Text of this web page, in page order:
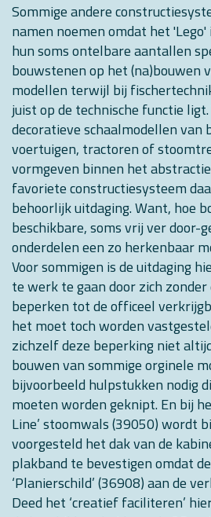
Sommige andere
namen noemen omdat het
hun soms ontelbare aantallen
bouwstenen op het (na)bouwen
modellen terwijl bij
juist op de technische functie
decoratieve schaalmodellen van
voertuigen, tractoren of
vormgeven binnen het
favoriete constructiesysteem
behoorlijk uitdaging. Want, hoe
beschikbare, soms vrij ver door-
onderdelen een zo herkenbaar
Voor sommigen is de uitdaging
te werk te gaan door zich zonder
beperken tot de officeel
het moet toch worden
zichzelf deze beperking niet
bouwen van sommige orginele
bijvoorbeeld hulpstukken nodig
moeten worden geknipt. En bij
Line’ stoomwals (39050) wordt
voorgesteld het dak van de
plakband te bevestigen omdat
‘Planierschild’ (36908) aan de
Deed het ‘creatief faciliteren’